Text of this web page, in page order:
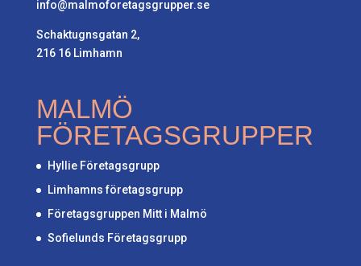
info@malmoforetagsgrupper.se
Schaktugnsgatan 2,
216 16 Limhamn
MALMÖ
FÖRETAGSGRUPPER
Hyllie Företagsgrupp
Limhamns företagsgrupp
Företagsgruppen Mitt i Malmö
Sofielunds Företagsgrupp